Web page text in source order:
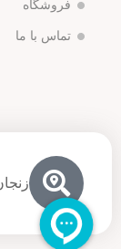
فروشگاه
تماس با ما